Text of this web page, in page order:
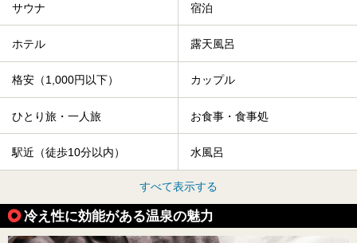
サウナ 宿泊
ホテル 露天風呂
格安（1,000円以下） カップル
ひとり旅・一人旅 お食事・食事処
駅近（徒歩10分以内） 水風呂
すべて表示する
冷え性に効能がある温泉の魅力